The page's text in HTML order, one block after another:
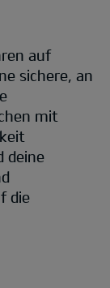
auf
sichere, an
mit
deine
die